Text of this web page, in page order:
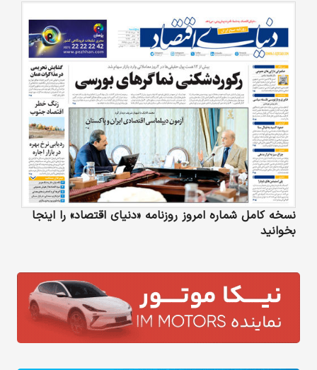
نسخه کامل شماره امروز روزنامه «دنیای‌ اقتصاد» را اینجا
بخوانید